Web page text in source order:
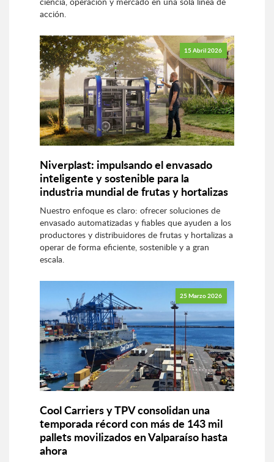
acción.
15 Abril 2026
Niverplast: impulsando el envasado
inteligente y sostenible para la
industria mundial de frutas y hortalizas
Nuestro enfoque es claro: ofrecer soluciones de
envasado automatizadas y fiables que ayuden a los
productores y distribuidores de frutas y hortalizas a
operar de forma eficiente, sostenible y a gran
escala.
25 Marzo 2026
Cool Carriers y TPV consolidan una
temporada récord con más de 143 mil
pallets movilizados en Valparaíso hasta
ahora